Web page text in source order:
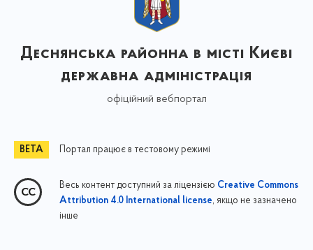
Деснянська районна в місті Києві
державна адміністрація
офіційний вебпортал
Портал працює в тестовому режимі
Весь контент доступний за ліцензією Creative Commons
Attribution 4.0 International license, якщо не зазначено
інше